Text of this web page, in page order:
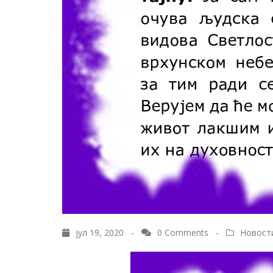
јул 19, 2020 - 0 Comments -